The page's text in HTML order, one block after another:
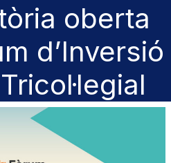
oberta
d’Inversió